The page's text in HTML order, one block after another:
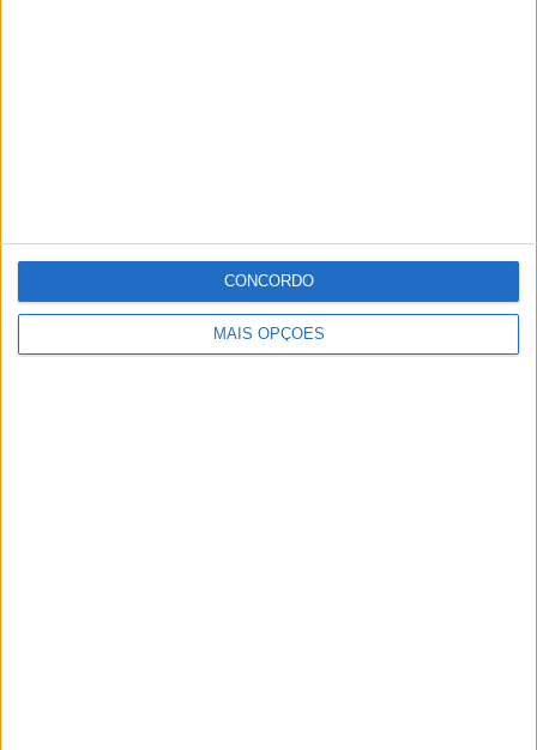
MAIS OPÇÕES
CONCORDO
Publicidade
Publicidade